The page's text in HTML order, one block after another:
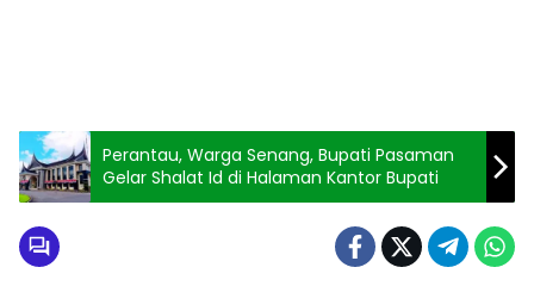
Perantau, Warga Senang, Bupati Pasaman
Gelar Shalat Id di Halaman Kantor Bupati